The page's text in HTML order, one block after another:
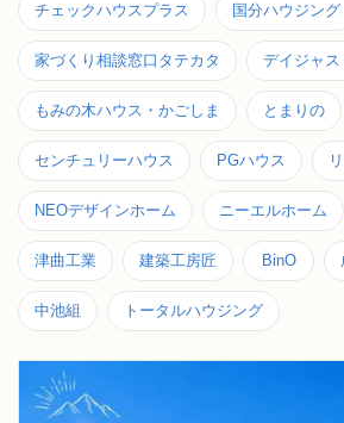
チェックハウスプラス 国分ハウジング
家づくり相談窓口タテカタ デイジャス
もみの木ハウス・かごしま とまりの
センチュリーハウス PGハウス
NEOデザインホーム ニーエルホーム
津曲工業 建築工房匠 BinO
中池組 トータルハウジング